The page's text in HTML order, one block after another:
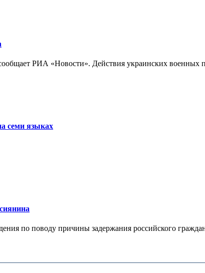
РИА «Новости». Действия украинских военных
семи языках
по поводу причины задержания российского